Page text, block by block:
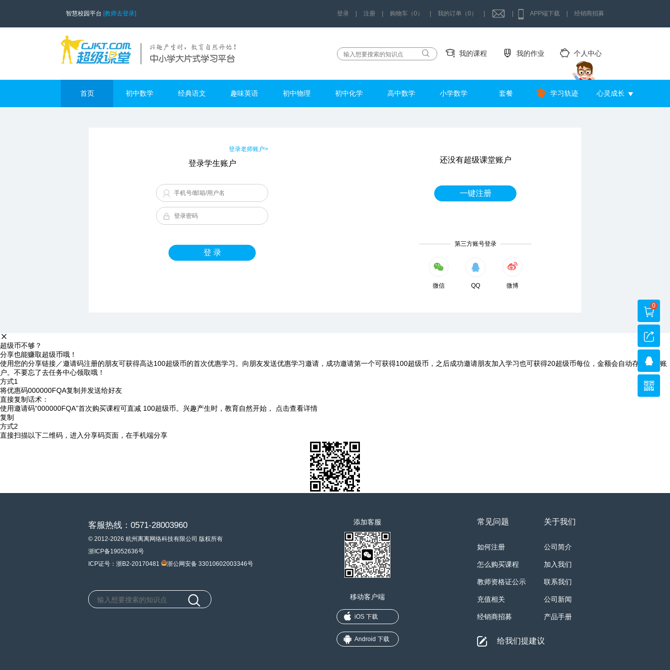
智慧校园平台 [教师去登录] 登录 注册 购物车（0） 我的订单（0） APP端下载 经销商招募
我的课程 我的作业 个人中心
首页 初中数学 经典语文 趣味英语 初中物理 初中化学 高中数学 小学数学 套餐 学习轨迹 心灵成长
登录老师账户>
登录学生账户
登 录
还没有超级课堂账户
一键注册
第三方账号登录
微信 QQ 微博
0
超级币不够？
分享也能赚取超级币哦！
使用您的分享链接／邀请码注册的朋友可获得高达100超级币的首次优惠学习。向朋友发送优惠学习邀请，成功邀请第一个可获得100超级币，之后成功邀请朋友加入学习也可获得20超级币每位，金额会自动存入您的账
户。不要忘了去任务中心领取哦！
方式1
将优惠码000000FQA复制并发送给好友
直接复制话术：
使用邀请码“000000FQA”首次购买课程可直减 100超级币。兴趣产生时，教育自然开始， 点击查看详情
复制
方式2
直接扫描以下二维码，进入分享码页面，在手机端分享
客服热线：0571-28003960
© 2012-2026 杭州离离网络科技有限公司 版权所有
浙ICP备19052636号
ICP证号：浙B2-20170481
浙公网安备 33010602003346号
添加客服
移动客户端
iOS 下载
Android 下载
常见问题
如何注册
怎么购买课程
教师资格证公示
充值相关
经销商招募
关于我们
公司简介
加入我们
联系我们
公司新闻
产品手册
给我们提建议